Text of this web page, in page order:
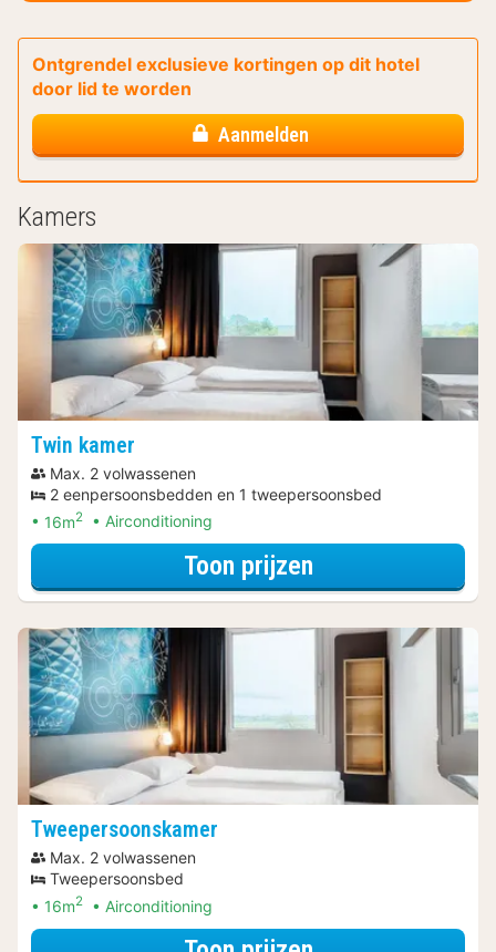
Ontgrendel exclusieve kortingen op dit hotel
door lid te worden
Aanmelden
Kamers
Twin kamer
Max. 2 volwassenen
2 eenpersoonsbedden en 1 tweepersoonsbed
16m2 Airconditioning
Toon prijzenvoor Twin kamer
Tweepersoonskamer
Max. 2 volwassenen
Tweepersoonsbed
16m2 Airconditioning